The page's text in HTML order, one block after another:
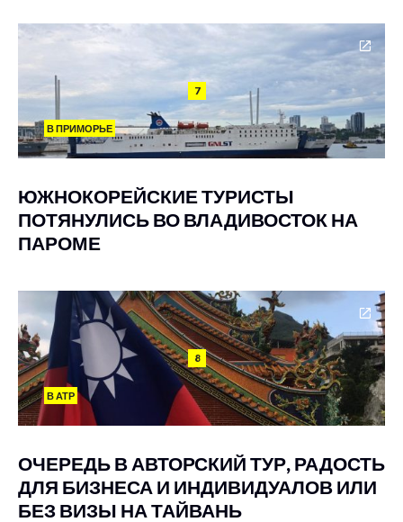
7
В ПРИМОРЬЕ
ЮЖНОКОРЕЙСКИЕ ТУРИСТЫ
ПОТЯНУЛИСЬ ВО ВЛАДИВОСТОК НА
ПАРОМЕ
8
В АТР
ОЧЕРЕДЬ В АВТОРСКИЙ ТУР, РАДОСТЬ
ДЛЯ БИЗНЕСА И ИНДИВИДУАЛОВ ИЛИ
БЕЗ ВИЗЫ НА ТАЙВАНЬ